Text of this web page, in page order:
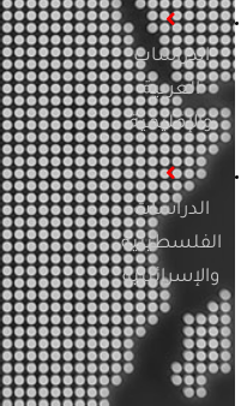
الدراسات
العربية
والإقليمية
الدراسات
الفلسطينية
والإسرائيلية